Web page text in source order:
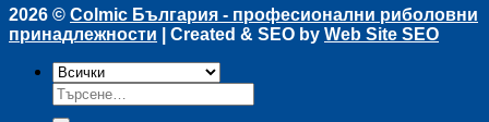
2026 © Colmic България - професионални риболовни
принадлежности | Created & SEO by Web Site SEO
Търсене
за: